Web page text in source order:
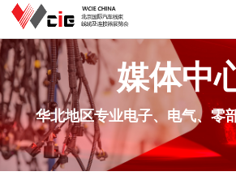
首
页
关
于
AISO
展
商
中
观
众
活
媒体中
华北地区专业电子、电气、零